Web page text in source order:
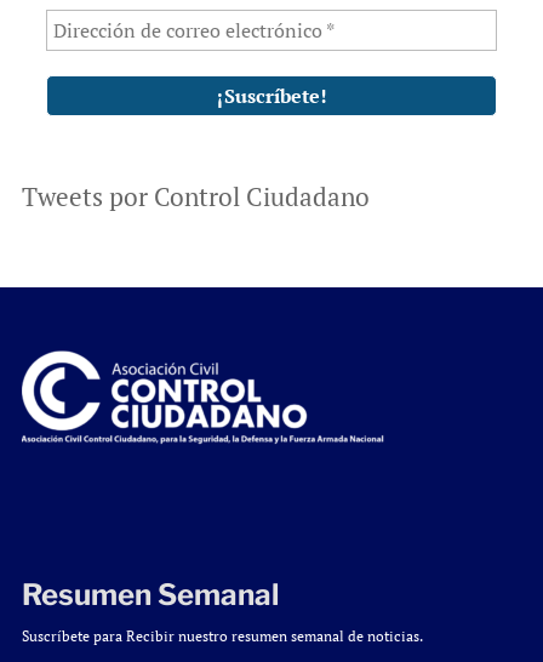
Tweets por Control Ciudadano
Resumen Semanal
Suscríbete para Recibir nuestro resumen semanal de noticias.